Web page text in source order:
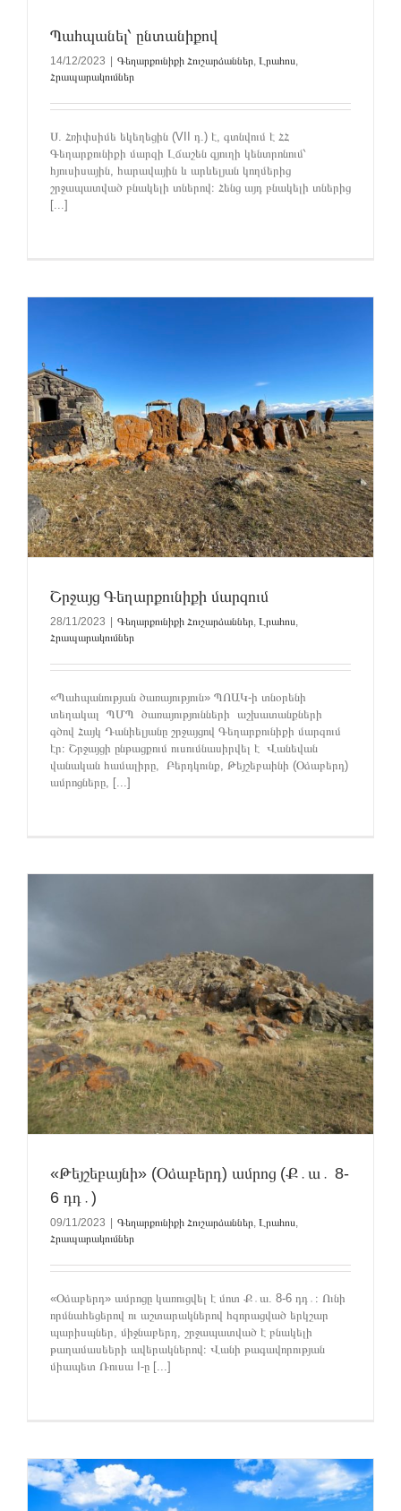
Պահպանել՝ ընտանիքով
14/12/2023 Գեղարքունիքի Հուշարձաններ, Լրահոս,
Հրապարակումներ
Ս. Հռիփսիմե եկեղեցին (VII դ.) է, գտնվում է ՀՀ
Գեղարքունիքի մարզի Լճաշեն գյուղի կենտրոնում՝
հյուսիսային, հարավային և արևելյան կողմերից
շրջապատված բնակելի տներով։ Հենց այդ բնակելի տներից
[...]
Շրջայց Գեղարքունիքի մարզում
28/11/2023 Գեղարքունիքի Հուշարձաններ, Լրահոս,
Հրապարակումներ
«Պահպանության ծառայություն» ՊՈԱԿ-ի տնօրենի
տեղակալ ՊՄՊ ծառայությունների աշխատանքների
գծով Հայկ Դանիելյանը շրջայցով Գեղարքունիքի մարզում
էր։ Շրջայցի ընթացքում ուսումնասիրվել է Վանեվան
վանական համալիրը, Բերդկունք, Թեյշեբաինի (Օձաբերդ)
ամրոցները, [...]
«Թեյշեբայնի» (Օձաբերդ) ամրոց (Ք․ա․ 8-
6 դդ․)
09/11/2023 Գեղարքունիքի Հուշարձաններ, Լրահոս,
Հրապարակումներ
«Օձաբերդ» ամրոցը կառուցվել է մոտ Ք․ա. 8-6 դդ․։ Ունի
որմնահեցերով ու աշտարակներով հզորացված երկշար
պարիսպներ, միջնաբերդ, շրջապատված է բնակելի
թաղամասեերի ավերակներով։ Վանի թագավորության
միապետ Ռուսա I-ը [...]